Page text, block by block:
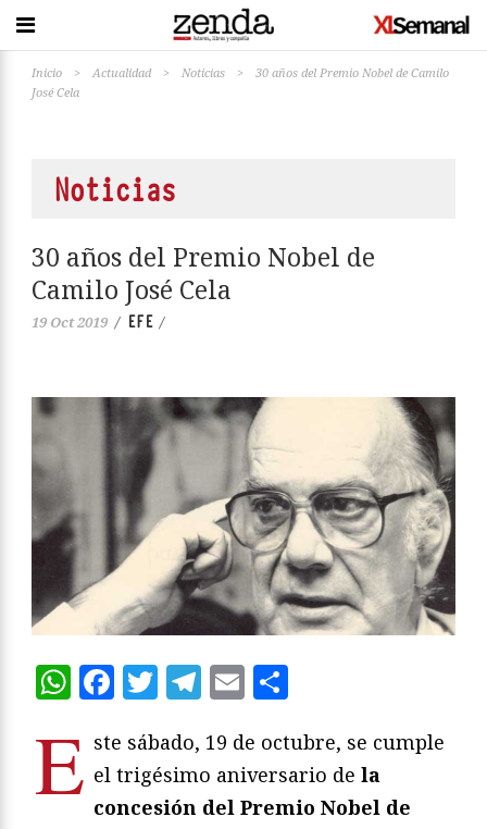
Inicio > Actualidad > Noticias >
30 años del Premio Nobel de Camilo
José Cela
Noticias
30 años del Premio Nobel de
Camilo José Cela
19 Oct 2019 / EFE /
WhatsApp
Facebook
Twitter
Telegram
Email
E ste sábado, 19 de octubre, se cumple
el trigésimo aniversario de la
concesión del Premio Nobel de